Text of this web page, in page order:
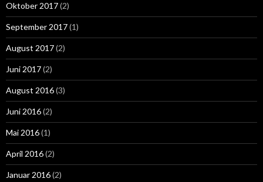
Oktober 2017(2)
September 2017(1)
August 2017(2)
Juni 2017(2)
August 2016(3)
Juni 2016(2)
Mai 2016(1)
April 2016(2)
Januar 2016(2)